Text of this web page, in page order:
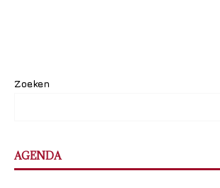
Zoeken
AGENDA